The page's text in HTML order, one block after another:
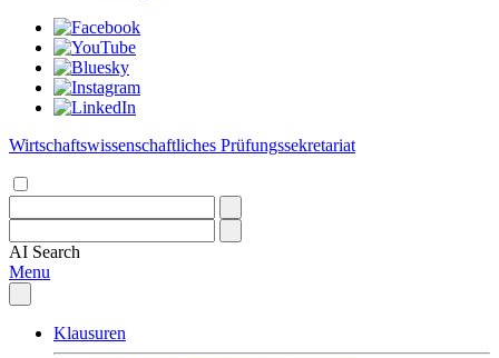
Wirtschaftswissenschaftliches Prüfungssekretariat
AI Search
Menu
Klausuren